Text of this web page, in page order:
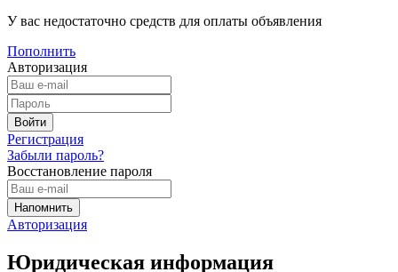
У вас недостаточно средств для оплаты объявления
Пополнить
Авторизация
Регистрация
Забыли пароль?
Восстановление пароля
Авторизация
Юридическая информация